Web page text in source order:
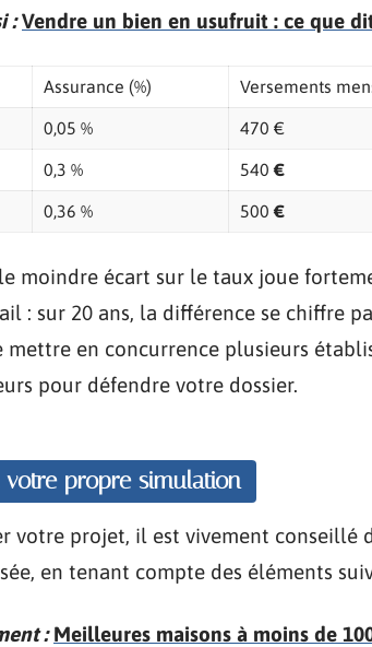
: Vendre un bien en usufruit : ce que
Assurance (%) Versements
0,05 % 470 €
0,3 % 540 €
0,36 % 500 €
moindre écart sur le taux joue
: sur 20 ans, la différence se chiffre
mettre en concurrence plusieurs
pour défendre votre dossier.
votre propre simulation
votre projet, il est vivement conseillé
en tenant compte des éléments
: Meilleures maisons à moins de